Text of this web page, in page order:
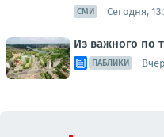
СМИ Сегодня,
Из важного по
ПАБЛИКИ